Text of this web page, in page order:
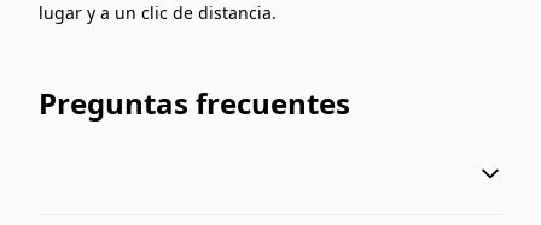
lugar y a un clic de distancia.
Preguntas frecuentes